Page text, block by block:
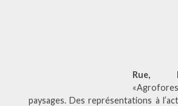
Rue,
paysages. Des représentations à